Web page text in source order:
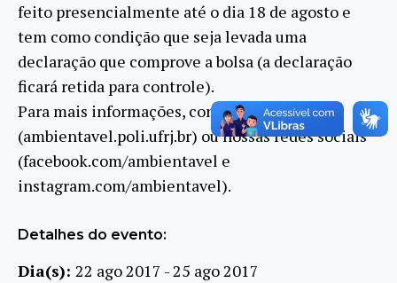
feito presencialmente até o dia 18 de agosto e
tem como condição que seja levada uma
declaração que comprove a bolsa (a declaração
ficará retida para controle).
Para mais informações, consulte nosso site
(ambientavel.poli.ufrj.br) ou nossas redes sociais
(facebook.com/ambientavel e
instagram.com/ambientavel).
Detalhes do evento:
Dia(s): 22 ago 2017 - 25 ago 2017